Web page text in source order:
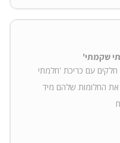
שקמתי'
עם כריכת 'חלמתי
את החלומות שלהם מיד